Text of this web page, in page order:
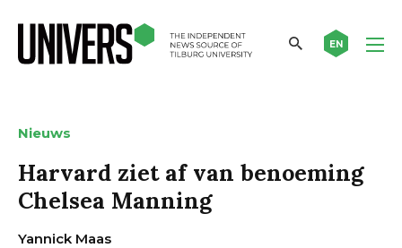
EN
Nieuws
Harvard ziet af van benoeming
Chelsea Manning
Yannick Maas